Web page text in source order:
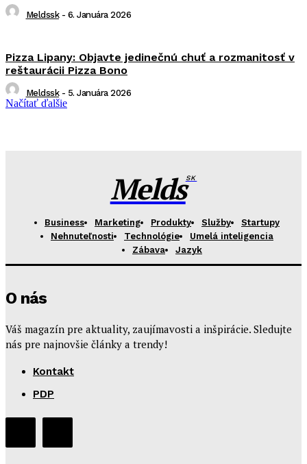
Meldssk - 6. Januára 2026
Pizza Lipany: Objavte jedinečnú chuť a rozmanitosť v
reštaurácii Pizza Bono
Meldssk - 5. Januára 2026
Načítať ďalšie
MeldsSK
Business Marketing Produkty Služby
Startupy
Nehnuteľnosti
Technológie
Umelá inteligencia
Zábava
Jazyk
O nás
Váš magazín pre aktuality, zaujímavosti a inšpirácie. Sledujte
nás pre najnovšie články a trendy!
Kontakt
PDP